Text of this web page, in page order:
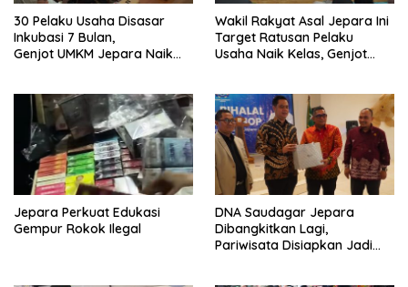
30 Pelaku Usaha Disasar
Inkubasi 7 Bulan,
Genjot UMKM Jepara Naik
Wakil Rakyat Asal Jepara Ini
Target Ratusan Pelaku
Usaha Naik Kelas, Genjot
Jepara Perkuat Edukasi
Gempur Rokok Ilegal
DNA Saudagar Jepara
Dibangkitkan Lagi,
Pariwisata Disiapkan Jadi